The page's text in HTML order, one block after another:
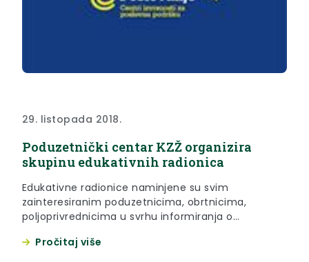
29. listopada 2018.
Poduzetnički centar KZŽ organizira
skupinu edukativnih radionica
Edukativne radionice naminjene su svim
zainteresiranim poduzetnicima, obrtnicima,
poljoprivrednicima u svrhu informiranja o
izradi web stranica te trade marketingu i distribuciji
Pročitaj više